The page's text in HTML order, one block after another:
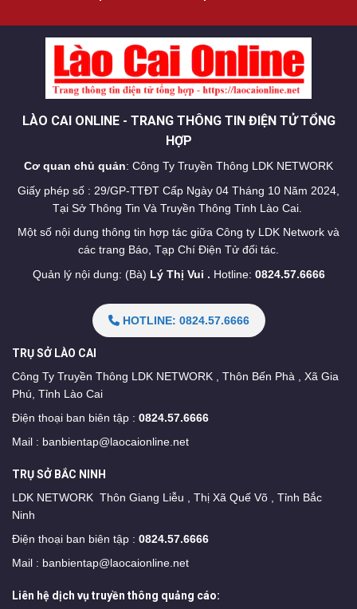
LÀO CAI ONLINE - TRANG THÔNG TIN ĐIỆN TỬ TỔNG
HỢP
Cơ quan chủ quản: Công Ty Truyền Thông LDK NETWORK
Giấy phép số : 29/GP-TTĐT Cấp Ngày 04 Tháng 10 Năm 2024,
Tại Sở Thông Tin Và Truyền Thông Tỉnh Lào Cai.
Một số nội dung thông tin hợp tác giữa Công ty LDK Network và
các trang Báo, Tạp Chí Điện Tử đối tác.
Quản lý nội dung: (Bà) Lý Thị Vui . Hotline: 0824.57.6666
HOTLINE: 0824.57.6666
TRỤ SỞ LÀO CAI
Công Ty Truyền Thông LDK NETWORK , Thôn Bến Phà , Xã Gia
Phú, Tỉnh Lào Cai
Điện thoại ban biên tập : 0824.57.6666
Mail : banbientap@laocaionline.net
TRỤ SỞ BẮC NINH
LDK NETWORK Thôn Giang Liễu , Thị Xã Quế Võ , Tỉnh Bắc
Ninh
Điện thoại ban biên tập : 0824.57.6666
Mail : banbientap@laocaionline.net
Liên hệ dịch vụ truyền thông quảng cáo: